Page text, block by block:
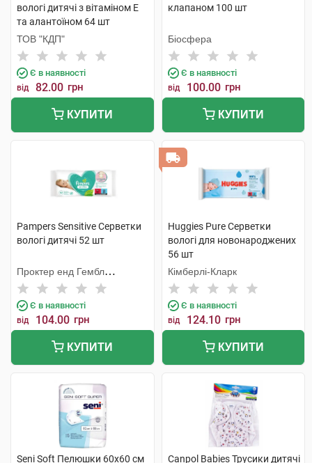
вологі дитячі з вітаміном Е
та алантоїном 64 шт
ТОВ "КДП"
Є в наявності
від 82.00 грн
КУПИТИ
клапаном 100 шт
Біосфера
Є в наявності
від 100.00 грн
КУПИТИ
Pampers Sensitive Серветки
вологі дитячі 52 шт
Проктер енд Гембл
Мануфекчурінг
Є в наявності
від 104.00 грн
КУПИТИ
Huggies Pure Серветки
вологі для новонароджених
56 шт
Кімберлі-Кларк
Є в наявності
від 124.10 грн
КУПИТИ
Seni Soft Пелюшки 60х60 см Canpol Babies Трусики дитячі